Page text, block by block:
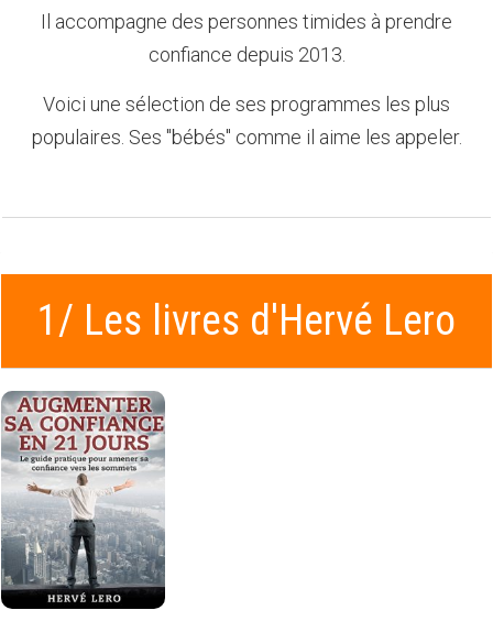
Il accompagne des personnes timides à prendre
confiance depuis 2013.
Voici une sélection de ses programmes les plus
populaires. Ses "bébés" comme il aime les appeler.
1/ Les livres d'Hervé Lero